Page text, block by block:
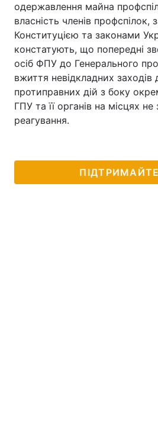
одержавлення майна
власність членів профспілок,
Конституцією та законами
констатують, що попередні
осіб ФПУ до Генерального
вжиття невідкладних заходів
протиправних дій з боку
ГПУ та її органів на місцях
реагування.